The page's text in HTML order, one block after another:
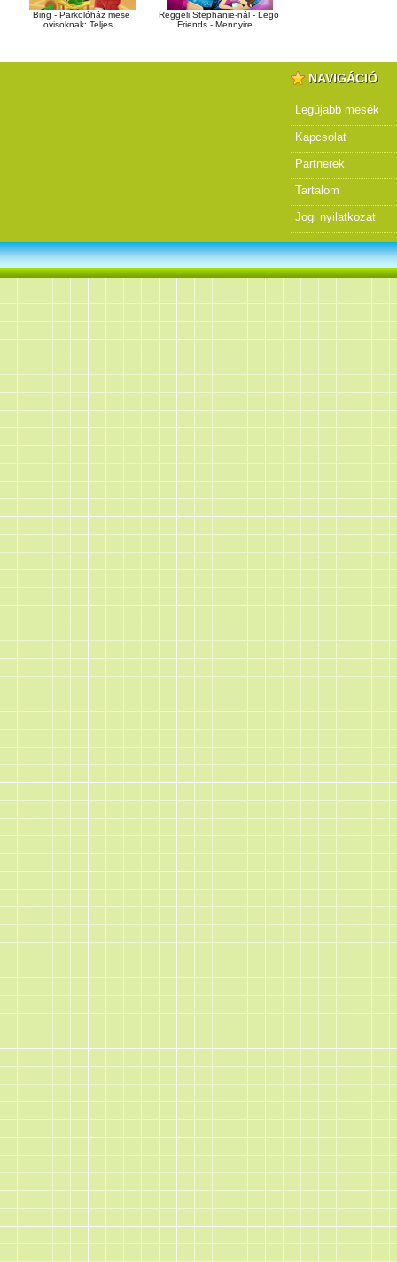
Bing - Parkolóház mese
ovisoknak: Teljes...
Reggeli Stephanie-nál - Lego
Friends - Mennyire...
NAVIGÁCIÓ
Legújabb mesék
Kapcsolat
Partnerek
Tartalom
Jogi nyilatkozat